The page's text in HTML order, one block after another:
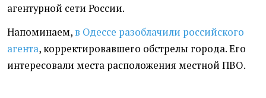
агентурной сети России.
Напоминаем, в Одессе разоблачили российского
агента, корректировавшего обстрелы города. Его
интересовали места расположения местной ПВО.